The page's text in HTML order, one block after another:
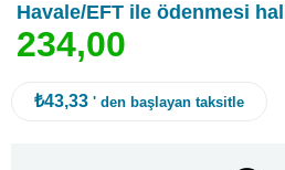
Havale/EFT ile ödenmesi
234,00
₺43,33 ' den başlayan taksitle